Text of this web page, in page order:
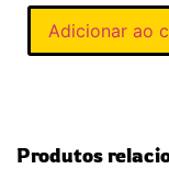
Adicionar ao
Produtos